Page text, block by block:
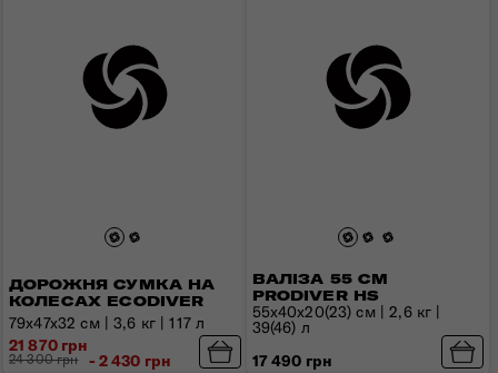
ДОРОЖНЯ СУМКА НА
КОЛЕСАХ ECODIVER
79x47x32 см | 3,6 кг | 117 л
21 870 грн
24 300 грн - 2 430 грн
ВАЛІЗА 55 СМ
PRODIVER HS
55x40x20(23) см | 2,6 кг |
39(46) л
17 490 грн